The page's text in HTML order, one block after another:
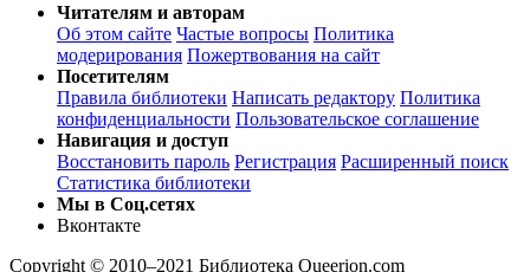
Читателям и авторам
Об этом сайте Частые вопросы Политика
модерирования Пожертвования на сайт
Посетителям
Правила библиотеки Написать редактору Политика
конфиденциальности Пользовательское соглашение
Навигация и доступ
Восстановить пароль Регистрация Расширенный поиск
Статистика библиотеки
Мы в Соц.сетях
Вконтакте
Copyright © 2010–2021 Библиотека Queerion.com